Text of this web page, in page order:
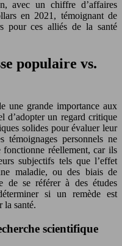
avec un chiffre d’affaires
en 2021, témoignant de
pour ces alliés de la santé
populaire vs.
une grande importance aux
d’adopter un regard critique
solides pour évaluer leur
témoignages personnels ne
fonctionne réellement, car ils
subjectifs tels que l’effet
maladie, ou des biais de
de se référer à des études
si un remède est
la santé.
scientifique